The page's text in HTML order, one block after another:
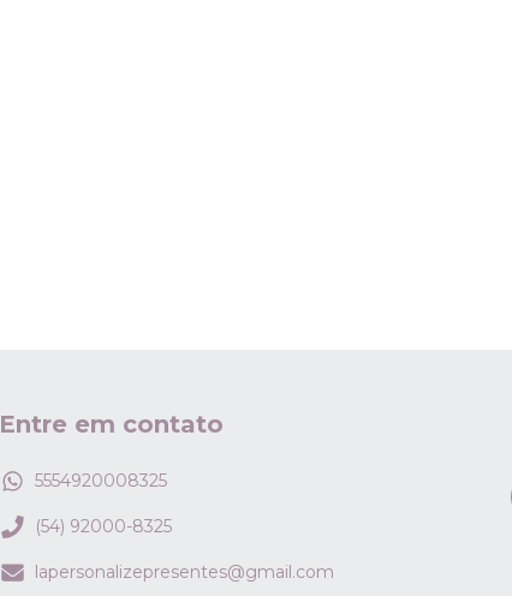
Entre em contato
5554920008325
(54) 92000-8325
lapersonalizepresentes@gmail.com